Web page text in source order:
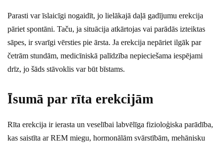
Parasti var īslaicīgi nogaidīt, jo lielākajā daļā gadījumu erekcija
pāriet spontāni. Taču, ja situācija atkārtojas vai parādās izteiktas
sāpes, ir svarīgi vērsties pie ārsta. Ja erekcija nepāriet ilgāk par
četrām stundām, medicīniskā palīdzība nepieciešama iespējami
drīz, jo šāds stāvoklis var būt bīstams.
Īsumā par rīta erekcijām
Rīta erekcija ir ierasta un veselībai labvēlīga fizioloģiska parādība,
kas saistīta ar REM miegu, hormonālām svārstībām, mehānisku